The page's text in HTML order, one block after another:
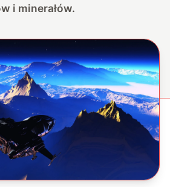
i minerałów.